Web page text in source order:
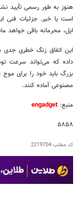
هنوز به طور رسمی تأیید
است یا خیر. جزئیات فنی
اپل، محرمانه باقی خواهد
این اتفاق زنگ خطری جدی
داده که می‌تواند سرعت
بزرگ باید خود را برای
مصنوعی آماده کنند.
منبع:engadget
۵۸۵۸
کد مطلب2219704